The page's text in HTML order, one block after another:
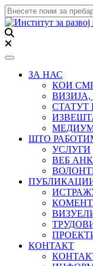
Toggle navigation
ЗА НАС
КОИ
СТАТУТ
ШТО
УСЛУГИ
ВЕБ
КОНТАКТ